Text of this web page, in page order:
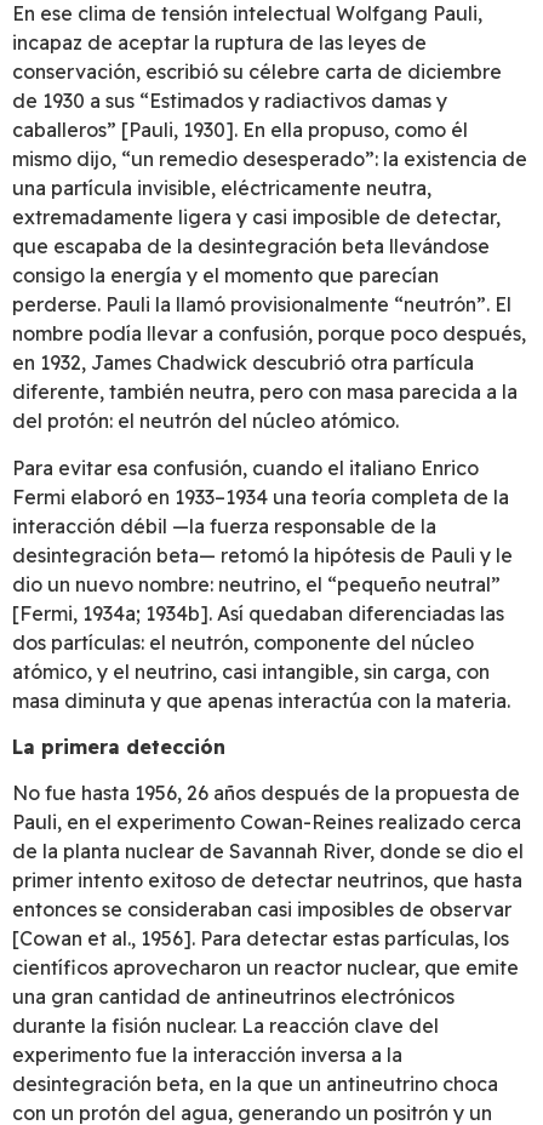
En ese clima de tensión intelectual Wolfgang Pauli,
incapaz de aceptar la ruptura de las leyes de
conservación, escribió su célebre carta de diciembre
de 1930 a sus “Estimados y radiactivos damas y
caballeros” [Pauli, 1930]. En ella propuso, como él
mismo dijo, “un remedio desesperado”: la existencia de
una partícula invisible, eléctricamente neutra,
extremadamente ligera y casi imposible de detectar,
que escapaba de la desintegración beta llevándose
consigo la energía y el momento que parecían
perderse. Pauli la llamó provisionalmente “neutrón”. El
nombre podía llevar a confusión, porque poco después,
en 1932, James Chadwick descubrió otra partícula
diferente, también neutra, pero con masa parecida a la
del protón: el neutrón del núcleo atómico.
Para evitar esa confusión, cuando el italiano Enrico
Fermi elaboró en 1933–1934 una teoría completa de la
interacción débil —la fuerza responsable de la
desintegración beta— retomó la hipótesis de Pauli y le
dio un nuevo nombre: neutrino, el “pequeño neutral”
[Fermi, 1934a; 1934b]. Así quedaban diferenciadas las
dos partículas: el neutrón, componente del núcleo
atómico, y el neutrino, casi intangible, sin carga, con
masa diminuta y que apenas interactúa con la materia.
La primera detección
No fue hasta 1956, 26 años después de la propuesta de
Pauli, en el experimento Cowan-Reines realizado cerca
de la planta nuclear de Savannah River, donde se dio el
primer intento exitoso de detectar neutrinos, que hasta
entonces se consideraban casi imposibles de observar
[Cowan et al., 1956]. Para detectar estas partículas, los
científicos aprovecharon un reactor nuclear, que emite
una gran cantidad de antineutrinos electrónicos
durante la fisión nuclear. La reacción clave del
experimento fue la interacción inversa a la
desintegración beta, en la que un antineutrino choca
con un protón del agua, generando un positrón y un